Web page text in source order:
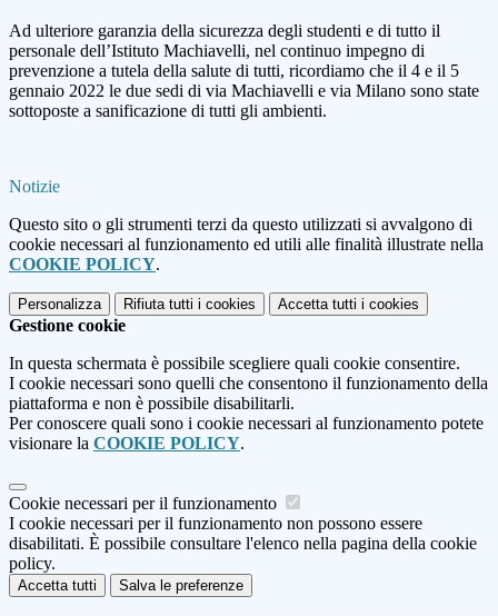
Ad ulteriore garanzia della sicurezza degli studenti e di tutto il
personale dell’Istituto Machiavelli, nel continuo impegno di
prevenzione a tutela della salute di tutti, ricordiamo che il 4 e il 5
gennaio 2022 le due sedi di via Machiavelli e via Milano sono state
sottoposte a sanificazione di tutti gli ambienti.
Notizie
Questo sito o gli strumenti terzi da questo utilizzati si avvalgono di
cookie necessari al funzionamento ed utili alle finalità illustrate nella
COOKIE POLICY.
Personalizza Rifiuta tutti i cookies Accetta tutti i cookies
Gestione cookie
In questa schermata è possibile scegliere quali cookie consentire.
I cookie necessari sono quelli che consentono il funzionamento della
piattaforma e non è possibile disabilitarli.
Per conoscere quali sono i cookie necessari al funzionamento potete
visionare la COOKIE POLICY.
Cookie necessari per il funzionamento
I cookie necessari per il funzionamento non possono essere
disabilitati. È possibile consultare l'elenco nella pagina della cookie
policy.
Accetta tutti Salva le preferenze